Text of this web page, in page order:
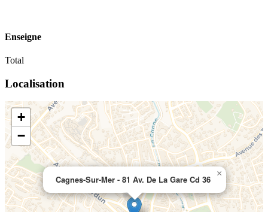
Enseigne
Total
Localisation
Cagnes-Sur-Mer - 81 Av. De La Gare Cd 36
×
+
−